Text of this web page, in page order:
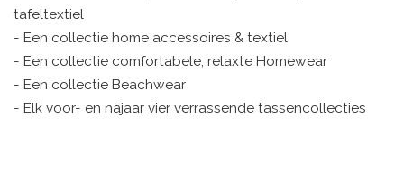
tafeltextiel
- Een collectie home accessoires & textiel
- Een collectie comfortabele, relaxte Homewear
- Een collectie Beachwear
- Elk voor- en najaar vier verrassende tassencollecties